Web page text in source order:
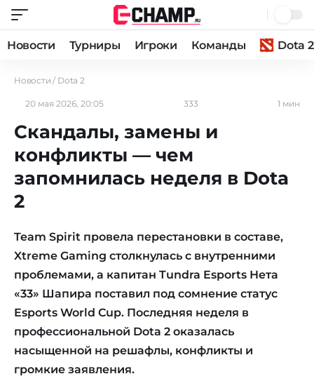
Новости Турниры Игроки Команды Dota 2
Новости / Dota 2
20 мая 2026, 20:05 333 1 мин
Скандалы, замены и
конфликты — чем
запомнилась неделя в Dota
2
Team Spirit провела перестановки в составе,
Xtreme Gaming столкнулась с внутренними
проблемами, а капитан Tundra Esports Нета
«33» Шапира поставил под сомнение статус
Esports World Cup. Последняя неделя в
профессиональной Dota 2 оказалась
насыщенной на решафлы, конфликты и
громкие заявления.